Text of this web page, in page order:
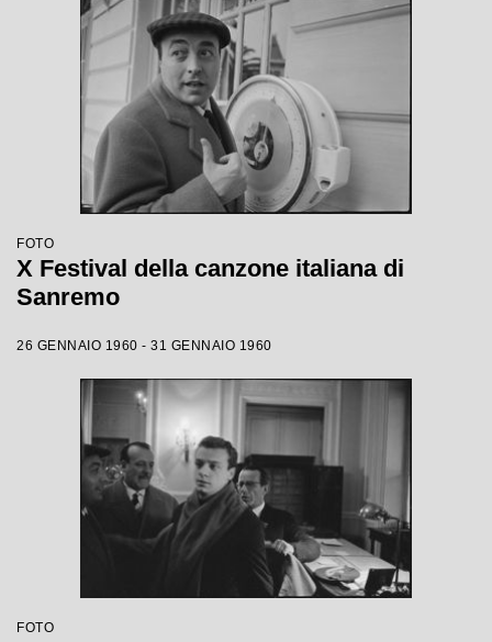
FOTO
X Festival della canzone italiana di
Sanremo
26 GENNAIO 1960 - 31 GENNAIO 1960
FOTO